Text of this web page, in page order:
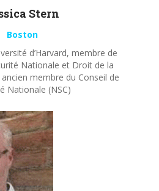
Stern
Boston
d’Harvard, membre de
Nationale et Droit de la
membre du Conseil de
Nationale (NSC)